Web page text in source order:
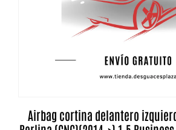
Airbag cortina delantero